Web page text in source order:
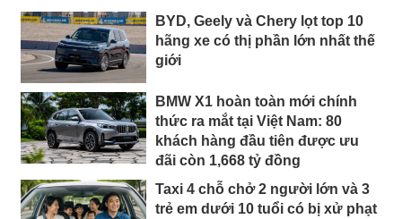
BYD, Geely và Chery lọt top 10
hãng xe có thị phần lớn nhất thế
giới
BMW X1 hoàn toàn mới chính
thức ra mắt tại Việt Nam: 80
khách hàng đầu tiên được ưu
đãi còn 1,668 tỷ đồng
Taxi 4 chỗ chở 2 người lớn và 3
trẻ em dưới 10 tuổi có bị xử phạt